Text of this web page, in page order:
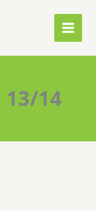
14